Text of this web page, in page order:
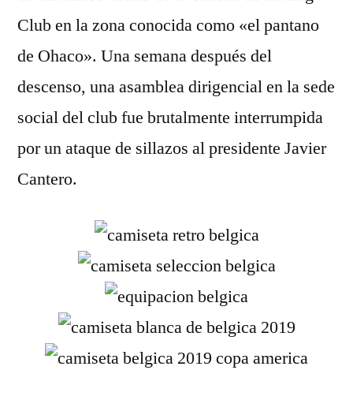
Club en la zona conocida como «el pantano
de Ohaco». Una semana después del
descenso, una asamblea dirigencial en la sede
social del club fue brutalmente interrumpida
por un ataque de sillazos al presidente Javier
Cantero.